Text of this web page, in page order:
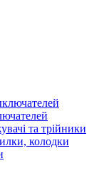
та трійники
колодки